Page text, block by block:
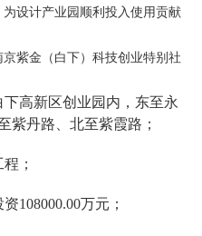
设计产业园顺利投入使用贡献
紫金（白下）科技创业特别社
下高新区创业园内，东至永
紫丹路、北至紫霞路；
；
108000.00万元；